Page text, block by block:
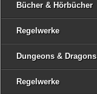
Bücher & Hörbücher
Regelwerke
Dungeons & Dragons
Regelwerke